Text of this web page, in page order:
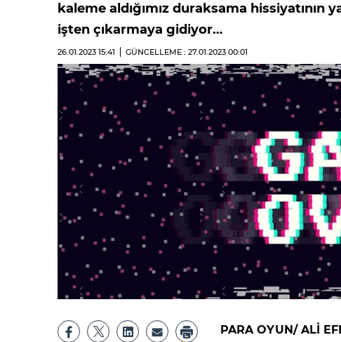
kaleme aldığımız duraksama
işten çıkarmaya gidiyor…
26.01.2023 15:41 GÜNCELLEME : 27.01.2023 00:01
PARA OYUN/ ALİ